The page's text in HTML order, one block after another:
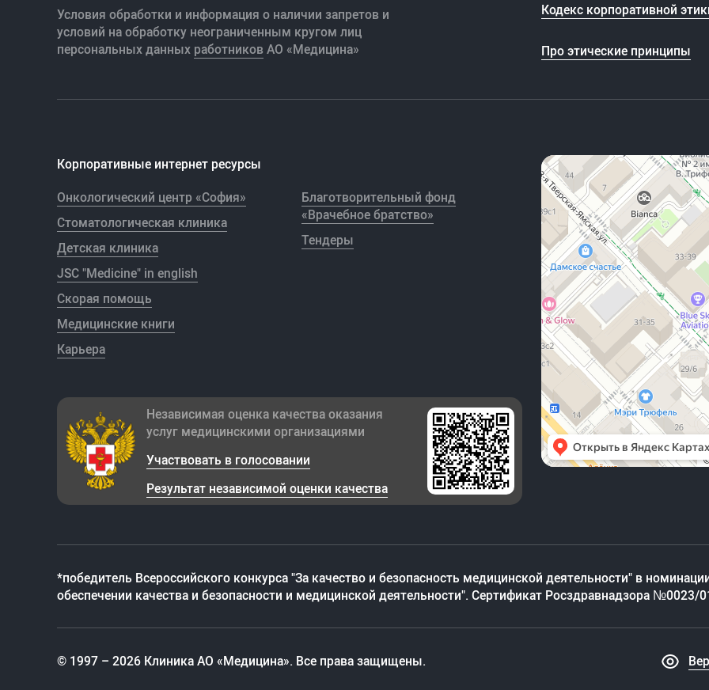
Условия обработки и информация о наличии запретов и
условий на обработку неограниченным кругом лиц
персональных данных работниковАО «Медицина»
Кодекс корпоративной
Про этические принципы
Корпоративные интернет ресурсы
Онкологический центр «София»
Стоматологическая клиника
Детская клиника
JSC "Medicine" in english
Скорая помощь
Благотворительный фонд
«Врачебное братство»
Тендеры
Медицинские книги
Карьера
Независимая оценка качества оказания
услуг медицинскими организациями
Участвовать в голосовании
Результат независимой оценки качества
*победитель Всероссийского конкурса "За качество и безопасность медицинской деятельности" в
обеспечении качества и безопасности и медицинской деятельности". Сертификат Росздравнадзора
© 1997 – 2026 Клиника АО «Медицина». Все права защищены.